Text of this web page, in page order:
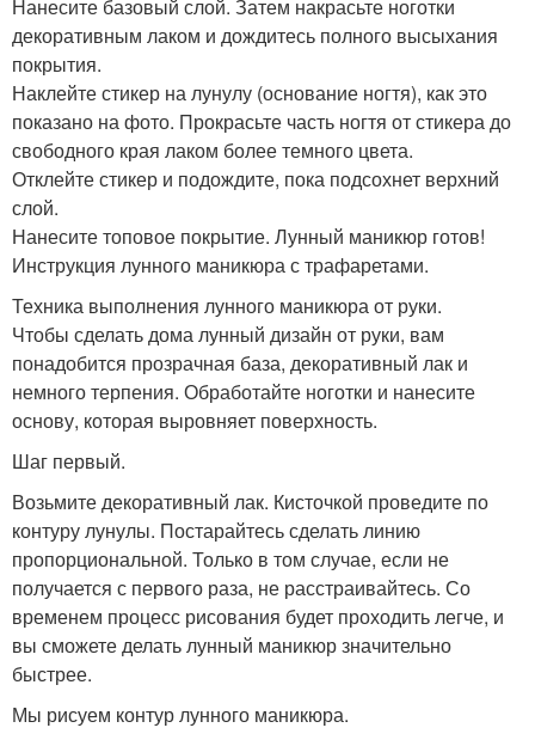
Нанесите базовый слой. Затем накрасьте ноготки
декоративным лаком и дождитесь полного высыхания
покрытия.
Наклейте стикер на лунулу (основание ногтя), как это
показано на фото. Прокрасьте часть ногтя от стикера до
свободного края лаком более темного цвета.
Отклейте стикер и подождите, пока подсохнет верхний
слой.
Нанесите топовое покрытие. Лунный маникюр готов!
Инструкция лунного маникюра с трафаретами.
Техника выполнения лунного маникюра от руки.
Чтобы сделать дома лунный дизайн от руки, вам
понадобится прозрачная база, декоративный лак и
немного терпения. Обработайте ноготки и нанесите
основу, которая выровняет поверхность.
Шаг первый.
Возьмите декоративный лак. Кисточкой проведите по
контуру лунулы. Постарайтесь сделать линию
пропорциональной. Только в том случае, если не
получается с первого раза, не расстраивайтесь. Со
временем процесс рисования будет проходить легче, и
вы сможете делать лунный маникюр значительно
быстрее.
Мы рисуем контур лунного маникюра.